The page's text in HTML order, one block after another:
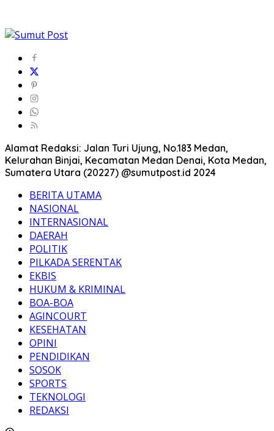
Alamat Redaksi: Jalan Turi Ujung, No.183 Medan,
Kelurahan Binjai, Kecamatan Medan Denai, Kota Medan,
Sumatera Utara (20227) @sumutpost.id 2024
BERITA UTAMA
NASIONAL
INTERNASIONAL
DAERAH
POLITIK
PILKADA SERENTAK
EKBIS
HUKUM & KRIMINAL
BOA-BOA
AGINCOURT
KESEHATAN
OPINI
PENDIDIKAN
SOSOK
SPORTS
TEKNOLOGI
REDAKSI